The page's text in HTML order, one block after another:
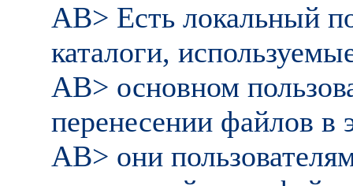
AB> Есть локальный
каталоги,
AB> основном
перенесении файлов в
AB> они